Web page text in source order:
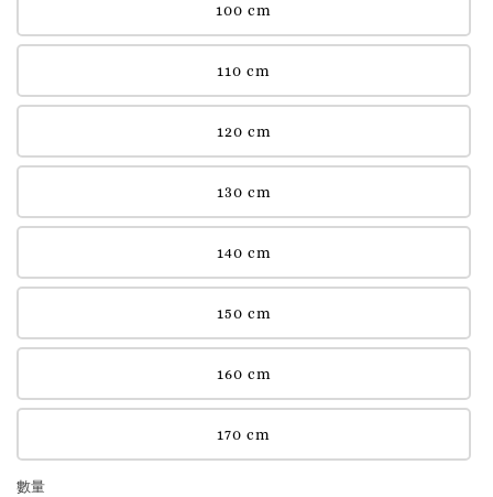
100 cm
110 cm
120 cm
130 cm
140 cm
150 cm
160 cm
170 cm
數量